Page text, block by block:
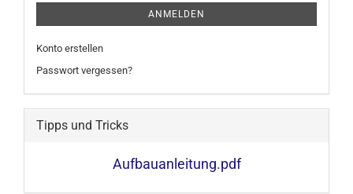
ANMELDEN
Konto erstellen
Passwort vergessen?
Tipps und Tricks
Aufbauanleitung.pdf